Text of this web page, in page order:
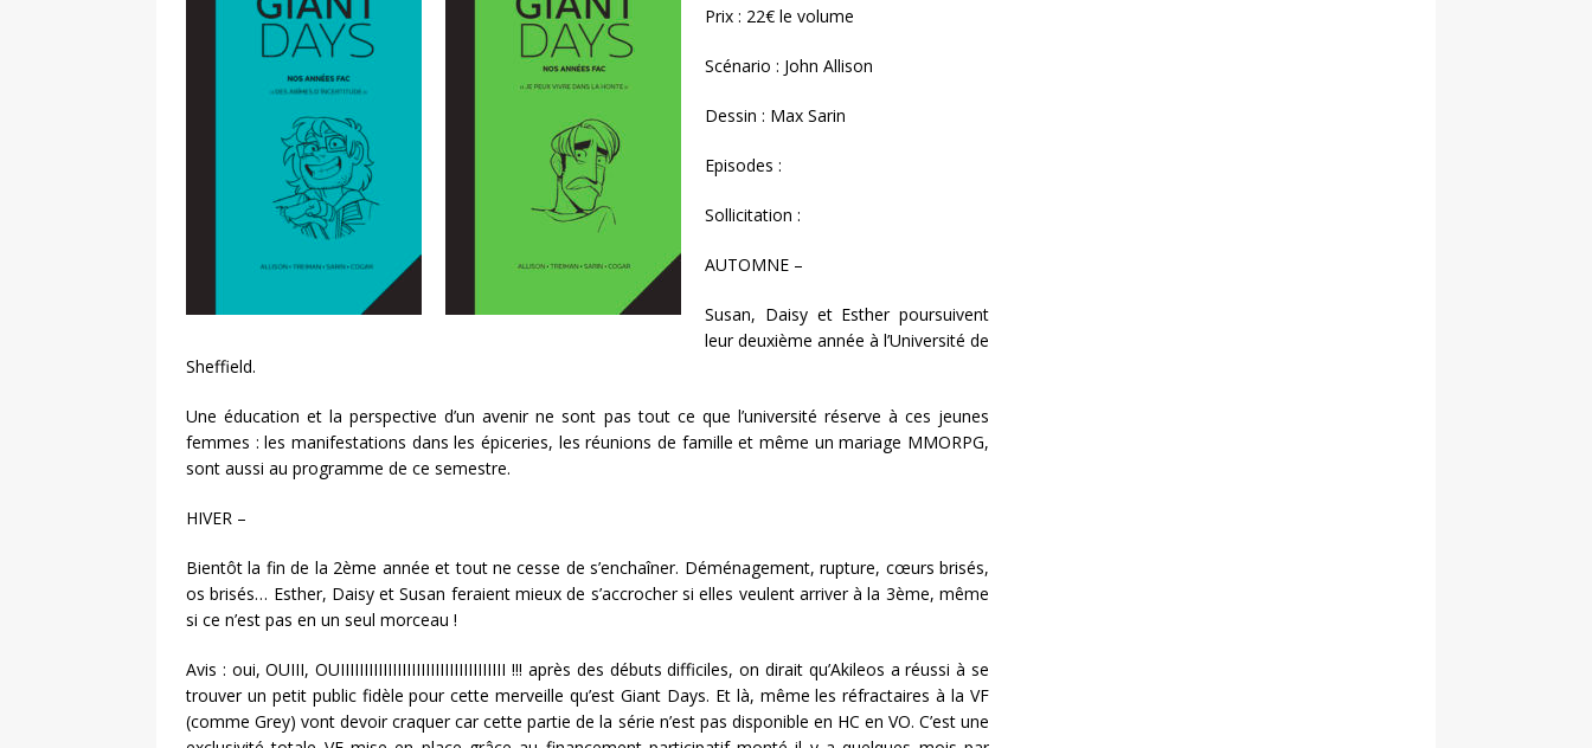
Prix : 22€ le volume
Scénario : John Allison
Dessin : Max Sarin
Episodes :
Sollicitation :
AUTOMNE –
Susan, Daisy et Esther poursuivent
leur deuxième année à l’Université de
Sheffield.
Une éducation et la perspective d’un avenir ne sont pas tout ce que l’université réserve à ces jeunes
femmes : les manifestations dans les épiceries, les réunions de famille et même un mariage MMORPG,
sont aussi au programme de ce semestre.
HIVER –
Bientôt la fin de la 2ème année et tout ne cesse de s’enchaîner. Déménagement, rupture, cœurs brisés,
os brisés… Esther, Daisy et Susan feraient mieux de s’accrocher si elles veulent arriver à la 3ème, même
si ce n’est pas en un seul morceau !
Avis : oui, OUIII, OUIIIIIIIIIIIIIIIIIIIIIIIIIIIIIIIIIII !!! après des débuts difficiles, on dirait qu’Akileos a réussi à se
trouver un petit public fidèle pour cette merveille qu’est Giant Days. Et là, même les réfractaires à la VF
(comme Grey) vont devoir craquer car cette partie de la série n’est pas disponible en HC en VO. C’est une